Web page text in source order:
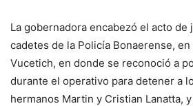
La gobernadora encabezó el acto de
cadetes de la Policía Bonaerense,
Vucetich, en donde se reconoció a
durante el operativo para detener a
hermanos Martin y Cristian Lanatta,